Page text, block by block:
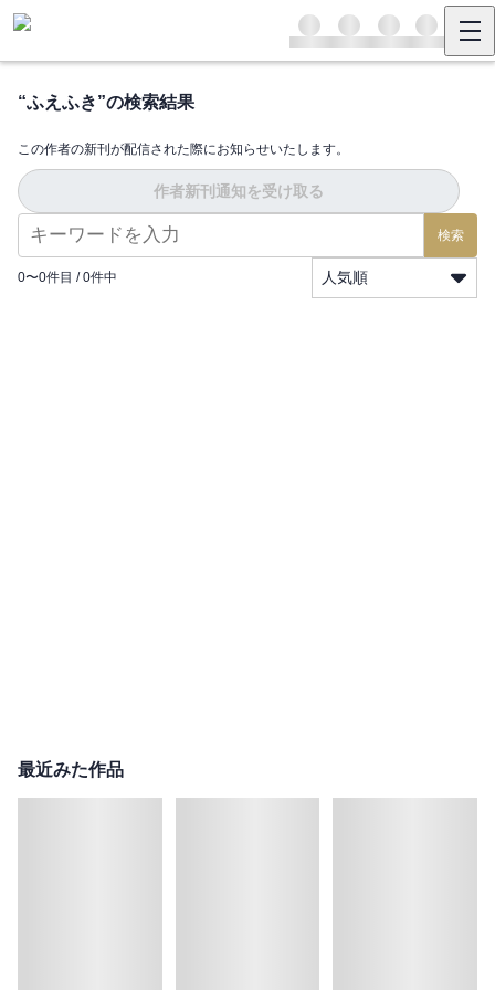
“ふえふき”の検索結果
この作者の新刊が配信された際にお知らせいたします。
作者新刊通知を受け取る
検索
0〜0件目 / 0件中 人気順
最近みた作品